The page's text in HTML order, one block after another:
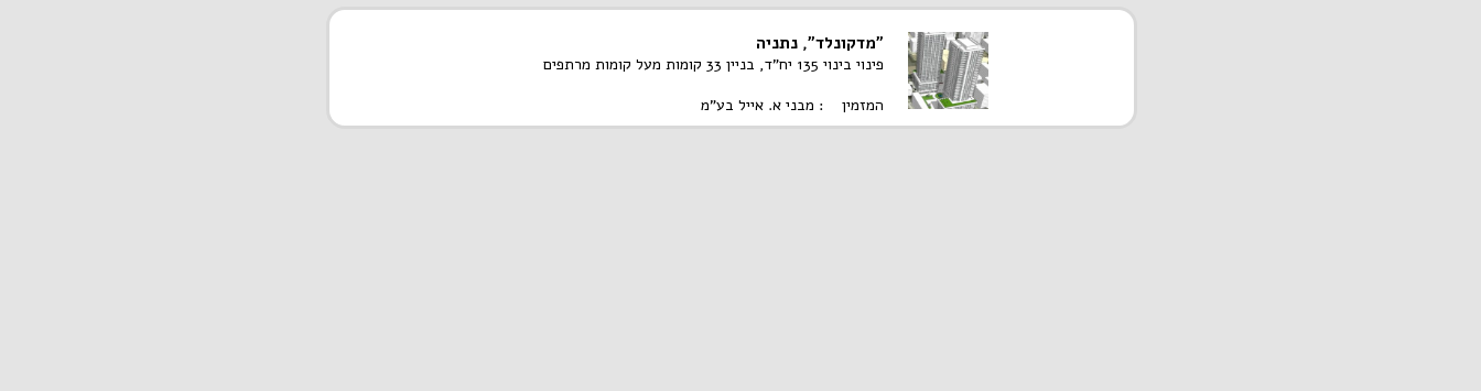
"מדקונלד", נתניה
פינוי בינוי 135 יח"ד, בניין 33 קומות מעל קומות מרתפים
המזמין : מבני א. אייל בע"מ